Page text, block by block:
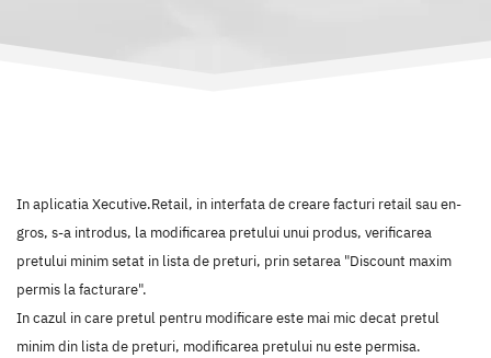
In aplicatia Xecutive.Retail, in interfata de creare facturi retail sau en-
gros, s-a introdus, la modificarea pretului unui produs, verificarea
pretului minim setat in lista de preturi, prin setarea "Discount maxim
permis la facturare".
In cazul in care pretul pentru modificare este mai mic decat pretul
minim din lista de preturi, modificarea pretului nu este permisa.